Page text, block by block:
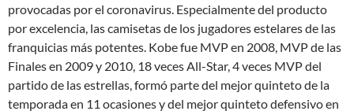
provocadas por el coronavirus. Especialmente del producto
por excelencia, las camisetas de los jugadores estelares de las
franquicias más potentes. Kobe fue MVP en 2008, MVP de las
Finales en 2009 y 2010, 18 veces All-Star, 4 veces MVP del
partido de las estrellas, formó parte del mejor quinteto de la
temporada en 11 ocasiones y del mejor quinteto defensivo en